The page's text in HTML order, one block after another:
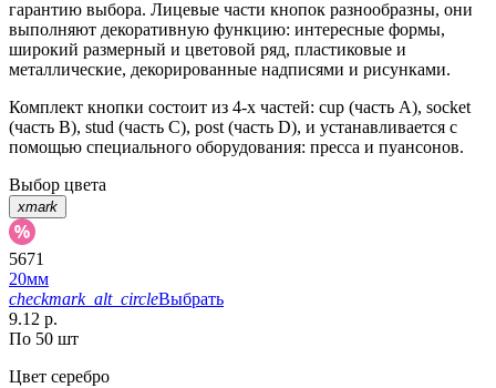
гарантию выбора. Лицевые части кнопок разнообразны, они
выполняют декоративную функцию: интересные формы,
широкий размерный и цветовой ряд, пластиковые и
металлические, декорированные надписями и рисунками.
Комплект кнопки состоит из 4-х частей: cup (часть А), socket
(часть В), stud (часть С), post (часть D), и устанавливается с
помощью специального оборудования: пресса и пуансонов.
Выбор цвета
xmark
5671
20мм
checkmark_alt_circleВыбрать
9.12 р.
По 50 шт
Цвет серебро